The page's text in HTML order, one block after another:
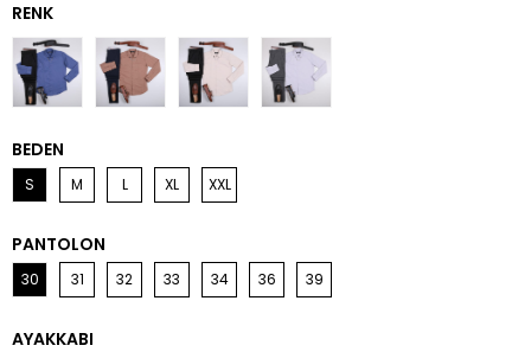
BEDEN
S M L XL XXL
PANTOLON
30 31 32 33 34 36 39
AYAKKABI